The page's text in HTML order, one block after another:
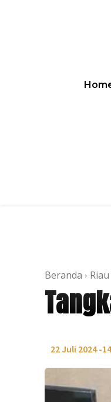
Beranda Riau
22 Juli 2024 -